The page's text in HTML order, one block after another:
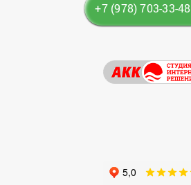
+7 (978) 703-33-48